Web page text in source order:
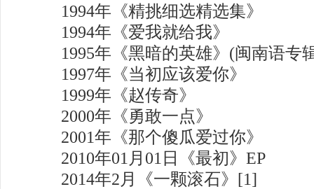
1994年《精挑细选精选集》
1994年《爱我就给我》
1995年《黑暗的英雄》(闽南语专
1997年《当初应该爱你》
1999年《赵传奇》
2000年《勇敢一点》
2001年《那个傻瓜爱过你》
2010年01月01日《最初》EP
2014年2月《一颗滚石》[1]